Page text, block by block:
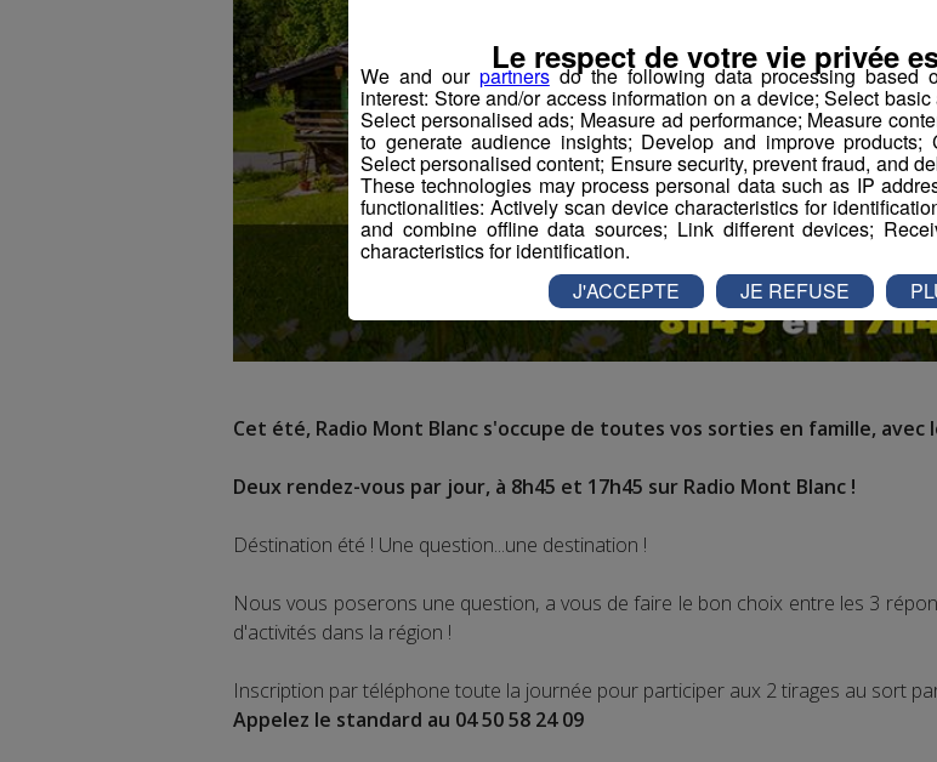
Cet été, Radio Mont Blanc s'occupe de toutes vos sorties en famille,
Deux rendez-vous par jour, à 8h45 et 17h45 sur Radio Mont Blanc !
Déstination été ! Une question...une destination !
Nous vous poserons une question, a vous de faire le bon choix entre les 3
d'activités dans la région !
Inscription par téléphone toute la journée pour participer aux 2 tirages au sort
Appelez le standard au 04 50 58 24 09
We and our partnersdo the following data processing based
interest: Store and/or access information on a device; Select
Select personalised ads; Measure ad performance; Measure
to generate audience insights; Develop and improve products;
Select personalised content; Ensure security, prevent fraud, and
These technologies may process personal data such as IP
functionalities: Actively scan device characteristics for
and combine offline data sources; Link different devices;
characteristics for identification.
Le respect de votre vie privée
J'ACCEPTE JE REFUSE